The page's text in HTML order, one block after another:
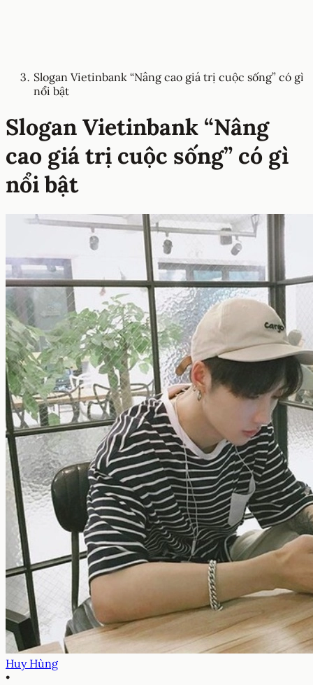
Slogan Vietinbank “Nâng cao giá trị cuộc sống” có gì
nổi bật
Slogan Vietinbank “Nâng
cao giá trị cuộc sống” có gì
nổi bật
Huy Hùng
•